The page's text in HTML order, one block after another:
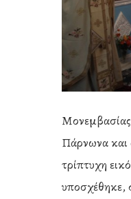
Hit enter to
Πάρνωνα και
τρίπτυχη
υποσχέθηκε,